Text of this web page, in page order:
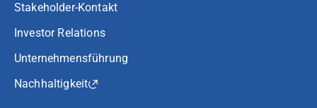
Stakeholder-Kontakt
Investor Relations
Unternehmensführung
Nachhaltigkeit